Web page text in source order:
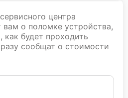
центра
вам о поломке устройства,
будет проходить
сообщат о стоимости